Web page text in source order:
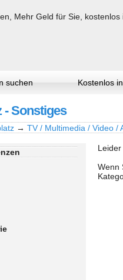
suchen Kostenlos
- Sonstiges
→ TV / Multimedia / Video /
Wenn